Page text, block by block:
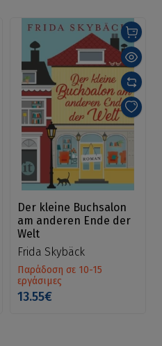
Der kleine Buchsalon
am anderen Ende der
Welt
Frida Skybäck
Παράδοση σε 10-15
εργάσιμες
13.55€